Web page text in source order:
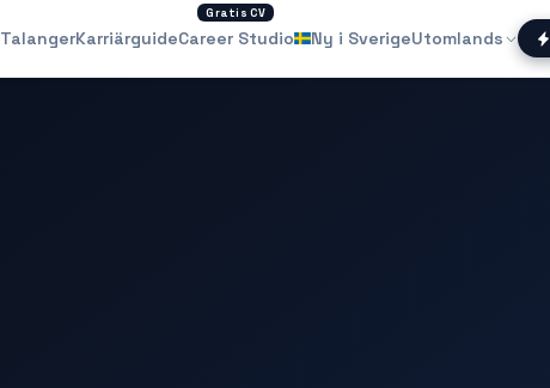
TalangerKarriärguide
Gratis CV
Career Studio Ny i SverigeUtomlands